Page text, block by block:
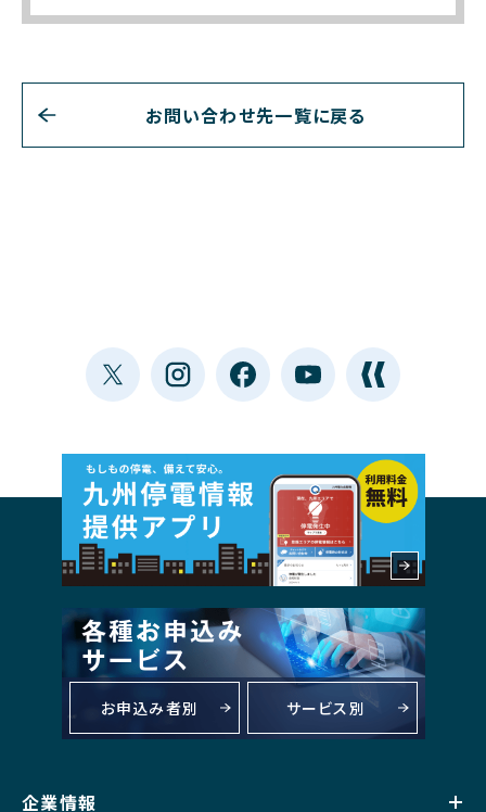
お問い合わせ先一覧に戻る
お申込み者別 サービス別
企業情報